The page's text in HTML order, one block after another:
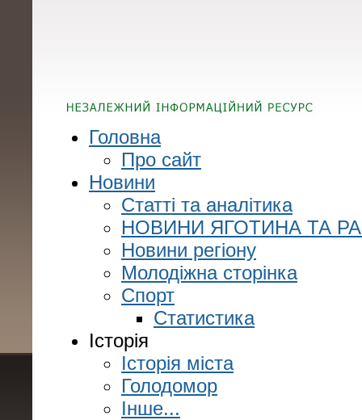
Головна
Про сайт
Новини
Статті та аналітика
НОВИНИ ЯГОТИНА ТА
Новини регіону
Молодіжна сторінка
Спорт
Статистика
Історія
Історія міста
Голодомор
Інше...